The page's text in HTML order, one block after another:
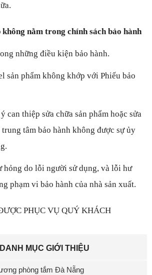
nằm trong chính sách bảo hành
những điều kiện bảo hành.
sản phẩm không khớp với Phiếu bảo
can thiệp sửa chữa sản phẩm hoặc sửa
tâm bảo hành không được sự ủy
hỏng do lỗi người sử dụng, và lỗi hư
phạm vi bảo hành của nhà sản xuất.
PHỤC VỤ QUÝ KHÁCH
DANH MỤC GIỚI THIỆU
phòng tắm Đà Nẵng